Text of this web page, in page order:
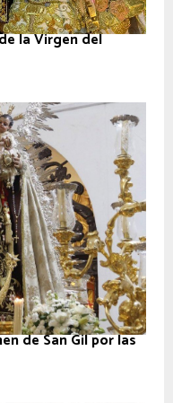
la Virgen del
de San Gil por las